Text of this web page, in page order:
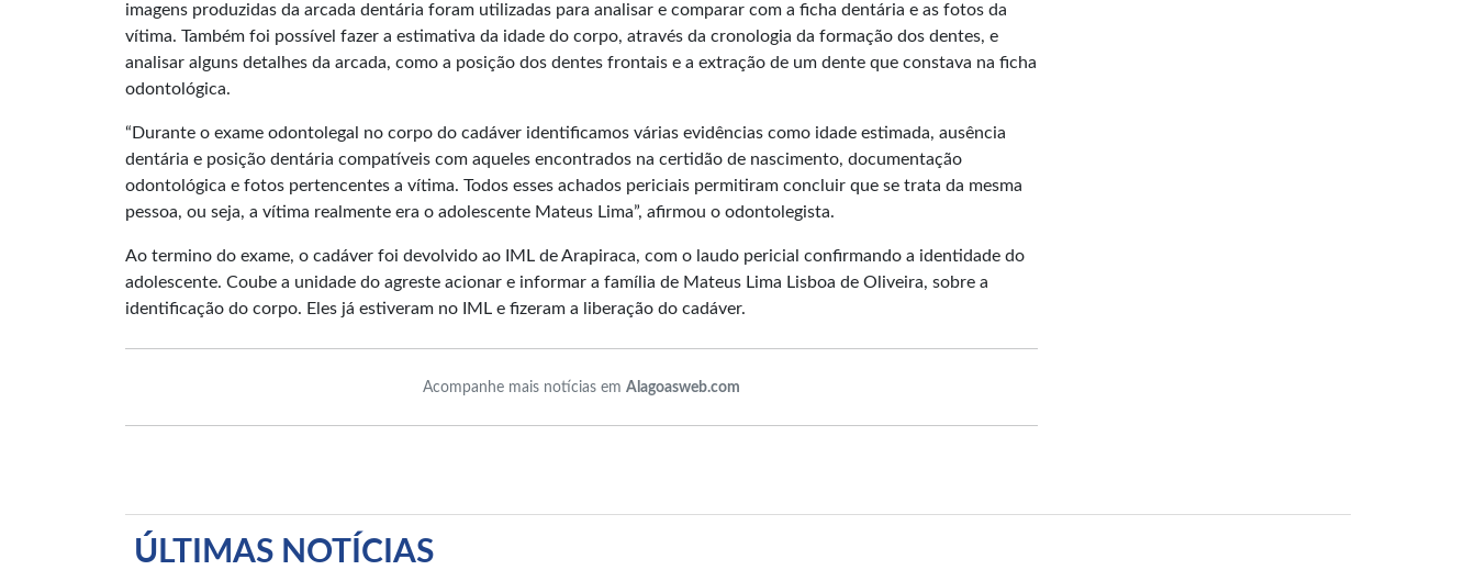
imagens produzidas da arcada dentária foram utilizadas para analisar e comparar com a ficha dentária e as fotos da
vítima. Também foi possível fazer a estimativa da idade do corpo, através da cronologia da formação dos dentes, e
analisar alguns detalhes da arcada, como a posição dos dentes frontais e a extração de um dente que constava na ficha
odontológica.
“Durante o exame odontolegal no corpo do cadáver identificamos várias evidências como idade estimada, ausência
dentária e posição dentária compatíveis com aqueles encontrados na certidão de nascimento, documentação
odontológica e fotos pertencentes a vítima. Todos esses achados periciais permitiram concluir que se trata da mesma
pessoa, ou seja, a vítima realmente era o adolescente Mateus Lima”, afirmou o odontolegista.
Ao termino do exame, o cadáver foi devolvido ao IML de Arapiraca, com o laudo pericial confirmando a identidade do
adolescente. Coube a unidade do agreste acionar e informar a família de Mateus Lima Lisboa de Oliveira, sobre a
identificação do corpo. Eles já estiveram no IML e fizeram a liberação do cadáver.
Acompanhe mais notícias em Alagoasweb.com
ÚLTIMAS NOTÍCIAS